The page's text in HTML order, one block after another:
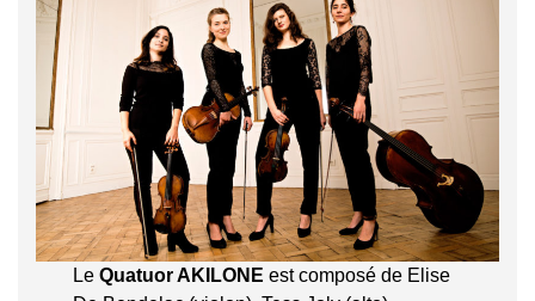
LeQuatuor AKILONE est composé de Elise